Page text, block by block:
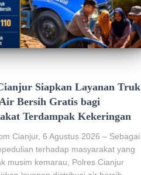
Siapkan Layanan Truk
Bersih Gratis bagi
Terdampak Kekeringan
Cianjur, 6 Agustus 2026 – Sebagai
terhadap masyarakat yang
musim kemarau, Polres Cianjur